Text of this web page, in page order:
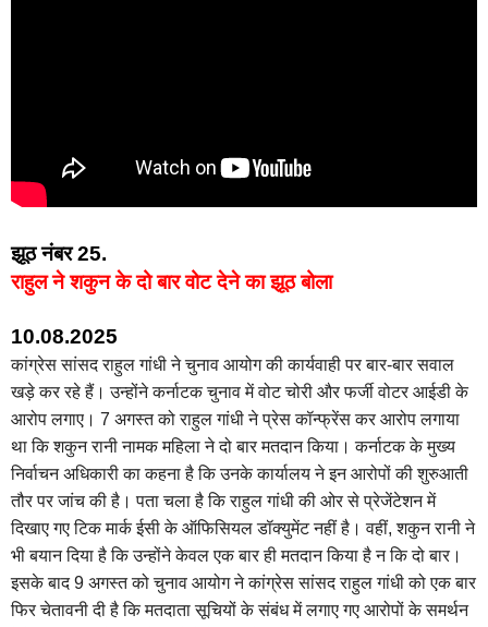
झूठ नंबर 25.
राहुल ने शकुन के दो बार वोट देने का झूठ बोला
10.08.2025
कांग्रेस सांसद राहुल गांधी ने चुनाव आयोग की कार्यवाही पर बार-बार सवाल
खड़े कर रहे हैं। उन्होंने कर्नाटक चुनाव में वोट चोरी और फर्जी वोटर आईडी के
आरोप लगाए। 7 अगस्त को राहुल गांधी ने प्रेस कॉन्फ्रेंस कर आरोप लगाया
था कि शकुन रानी नामक महिला ने दो बार मतदान किया। कर्नाटक के मुख्य
निर्वाचन अधिकारी का कहना है कि उनके कार्यालय ने इन आरोपों की शुरुआती
तौर पर जांच की है। पता चला है कि राहुल गांधी की ओर से प्रेजेंटेशन में
दिखाए गए टिक मार्क ईसी के ऑफिसियल डॉक्युमेंट नहीं है। वहीं, शकुन रानी ने
भी बयान दिया है कि उन्होंने केवल एक बार ही मतदान किया है न कि दो बार।
इसके बाद 9 अगस्त को चुनाव आयोग ने कांग्रेस सांसद राहुल गांधी को एक बार
फिर चेतावनी दी है कि मतदाता सूचियों के संबंध में लगाए गए आरोपों के समर्थन